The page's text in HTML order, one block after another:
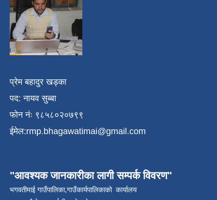
प्रेम बहादुर खड्का
पद: नायव सुब्बा
फोन नंः ९८५८०२०७९९
ईमेल:rmp.bhagawatimai@gmail.com
"आवश्यक जानकारीका लागी सम्पर्क विवरण"
भगवतीमाई गाउँपालिका,गाउँकार्यपालिकाको कार्यालय